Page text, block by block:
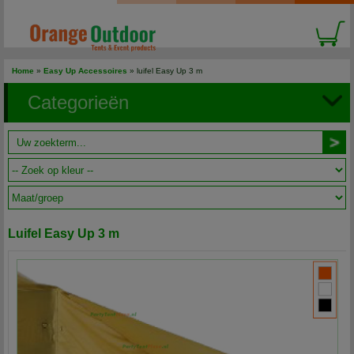
Home » Easy Up Accessoires » luifel Easy Up 3 m
Categorieën
Luifel Easy Up 3 m